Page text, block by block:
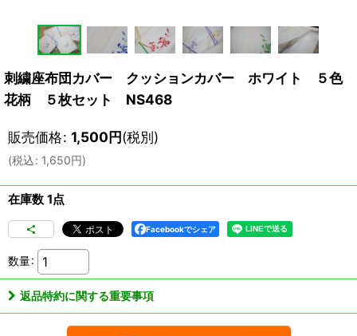
刺繍座布団カバー クッションカバー ホワイト ５色
花柄 ５枚セット NS468
販売価格: 1,500円(税別)
(税込: 1,650円)
在庫数 1点
Facebookでシェア
数量:
返品特約に関する重要事項